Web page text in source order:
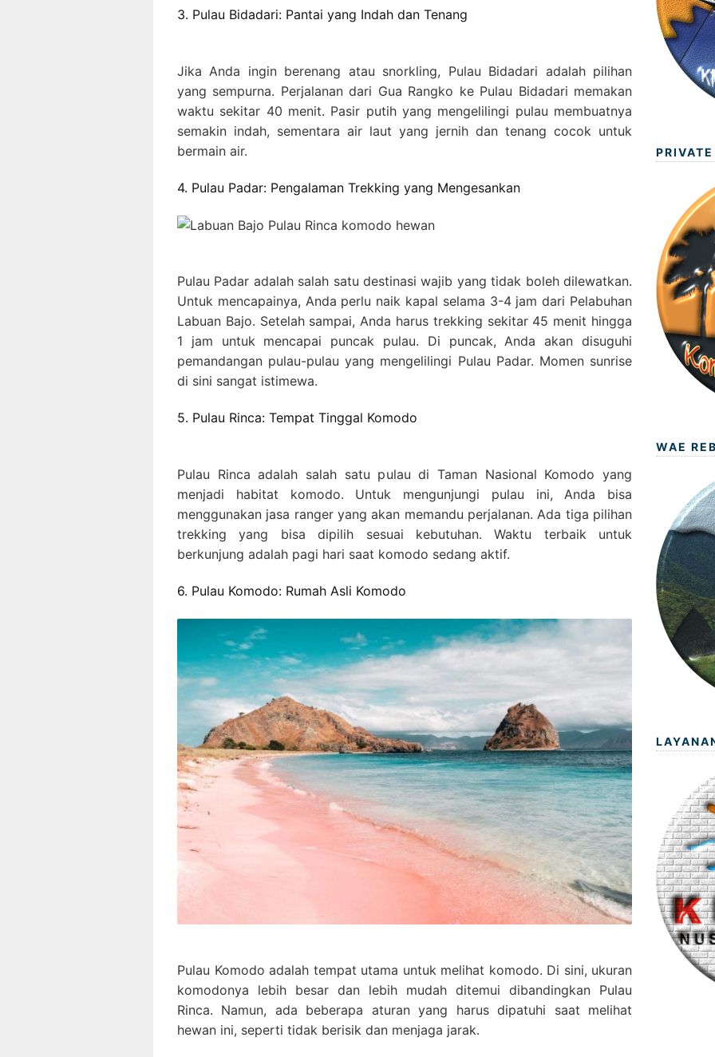
3. Pulau Bidadari: Pantai yang Indah dan Tenang
Jika Anda ingin berenang atau snorkling, Pulau Bidadari adalah pilihan
yang sempurna. Perjalanan dari Gua Rangko ke Pulau Bidadari memakan
waktu sekitar 40 menit. Pasir putih yang mengelilingi pulau membuatnya
semakin indah, sementara air laut yang jernih dan tenang cocok untuk
bermain air.
4. Pulau Padar: Pengalaman Trekking yang Mengesankan
Pulau Padar adalah salah satu destinasi wajib yang tidak boleh dilewatkan.
Untuk mencapainya, Anda perlu naik kapal selama 3-4 jam dari Pelabuhan
Labuan Bajo. Setelah sampai, Anda harus trekking sekitar 45 menit hingga
1 jam untuk mencapai puncak pulau. Di puncak, Anda akan disuguhi
pemandangan pulau-pulau yang mengelilingi Pulau Padar. Momen sunrise
di sini sangat istimewa.
5. Pulau Rinca: Tempat Tinggal Komodo
Pulau Rinca adalah salah satu pulau di Taman Nasional Komodo yang
menjadi habitat komodo. Untuk mengunjungi pulau ini, Anda bisa
menggunakan jasa ranger yang akan memandu perjalanan. Ada tiga pilihan
trekking yang bisa dipilih sesuai kebutuhan. Waktu terbaik untuk
berkunjung adalah pagi hari saat komodo sedang aktif.
6. Pulau Komodo: Rumah Asli Komodo
Pulau Komodo adalah tempat utama untuk melihat komodo. Di sini, ukuran
komodonya lebih besar dan lebih mudah ditemui dibandingkan Pulau
Rinca. Namun, ada beberapa aturan yang harus dipatuhi saat melihat
hewan ini, seperti tidak berisik dan menjaga jarak.
WAE